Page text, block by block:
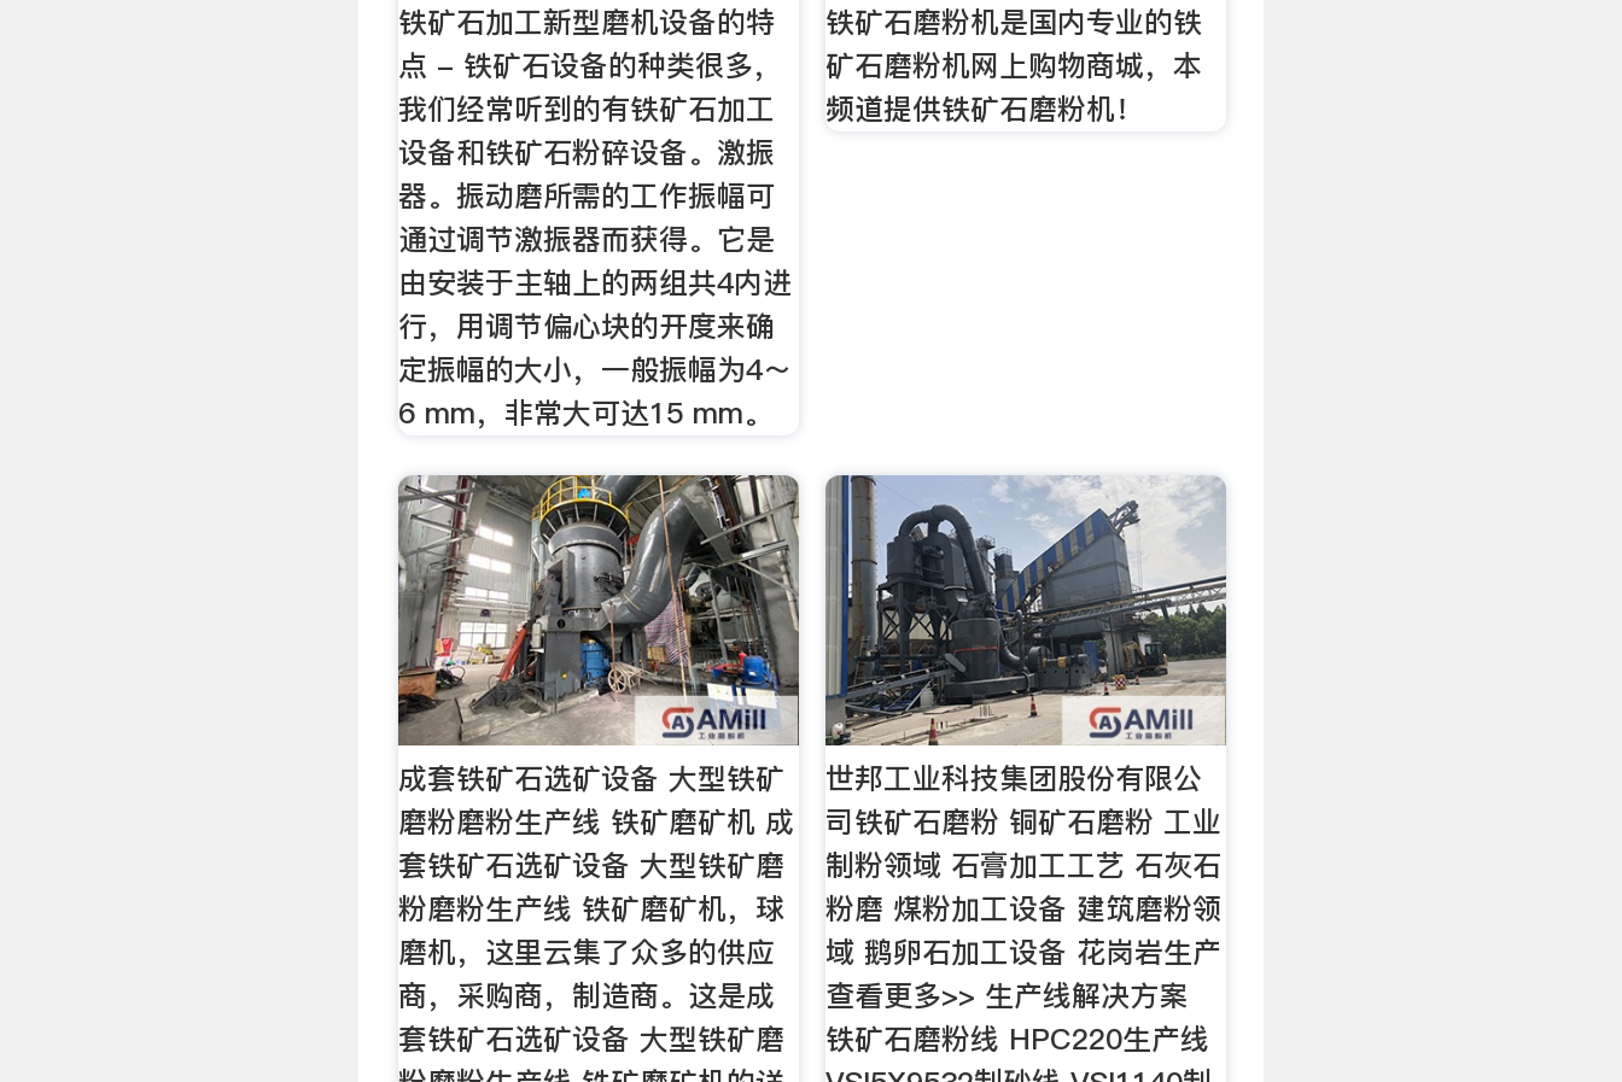
铁矿石加工新型磨机设备的特
点 - 铁矿石设备的种类很多，
我们经常听到的有铁矿石加工
设备和铁矿石粉碎设备。激振
器。振动磨所需的工作振幅可
通过调节激振器而获得。它是
由安装于主轴上的两组共4内进
行，用调节偏心块的开度来确
定振幅的大小，一般振幅为4～
6 mm，非常大可达15 mm。
铁矿石磨粉机是国内专业的铁
矿石磨粉机网上购物商城，本
频道提供铁矿石磨粉机！
成套铁矿石选矿设备 大型铁矿
磨粉磨粉生产线 铁矿磨矿机 成
套铁矿石选矿设备 大型铁矿磨
粉磨粉生产线 铁矿磨矿机，球
磨机，这里云集了众多的供应
商，采购商，制造商。这是成
套铁矿石选矿设备 大型铁矿磨
世邦工业科技集团股份有限公
司铁矿石磨粉 铜矿石磨粉 工业
制粉领域 石膏加工工艺 石灰石
粉磨 煤粉加工设备 建筑磨粉领
域 鹅卵石加工设备 花岗岩生产
查看更多>> 生产线解决方案
铁矿石磨粉线 HPC220生产线